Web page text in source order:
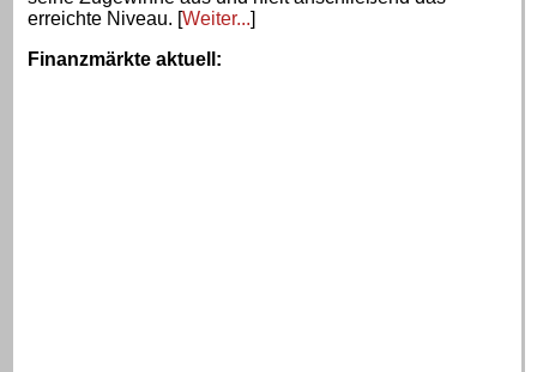
erreichte Niveau. [Weiter...]
Finanzmärkte aktuell :